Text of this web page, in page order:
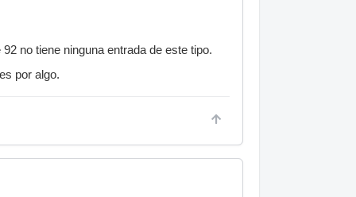
no tiene ninguna entrada de este tipo.
por algo.